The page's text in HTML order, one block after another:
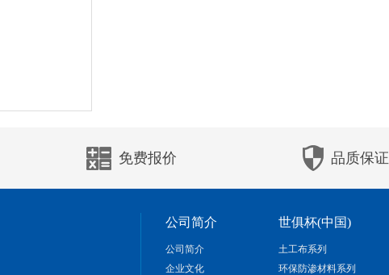
免费报价 品质保证
公司简介
公司简介
企业文化
世俱杯(中国)
土工布系列
环保防渗材料系列